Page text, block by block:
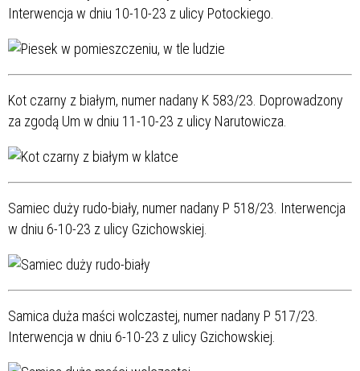
Interwencja w dniu 10-10-23 z ulicy Potockiego.
Kot czarny z białym, numer nadany K 583/23. Doprowadzony
za zgodą Um w dniu 11-10-23 z ulicy Narutowicza.
Samiec duży rudo-biały, numer nadany P 518/23. Interwencja
w dniu 6-10-23 z ulicy Gzichowskiej.
Samica duża maści wolczastej, numer nadany P 517/23.
Interwencja w dniu 6-10-23 z ulicy Gzichowskiej.